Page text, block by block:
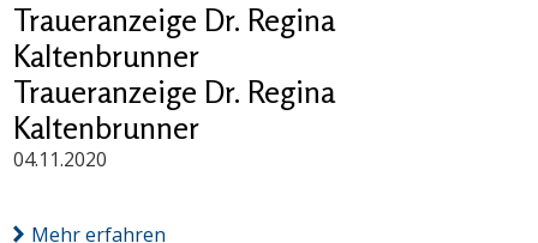
Traueranzeige Dr. Regina
Kaltenbrunner
Traueranzeige Dr. Regina
Kaltenbrunner
04.11.2020
Mehr erfahren